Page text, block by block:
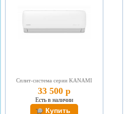
Сплит-система серии KANAMI
33 500 р
Есть в наличии